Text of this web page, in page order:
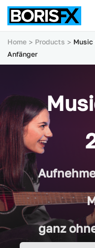
Home Products
Anfänger
ganz